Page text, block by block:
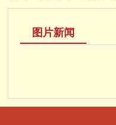
图片新闻